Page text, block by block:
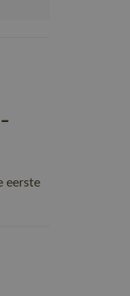
eerste